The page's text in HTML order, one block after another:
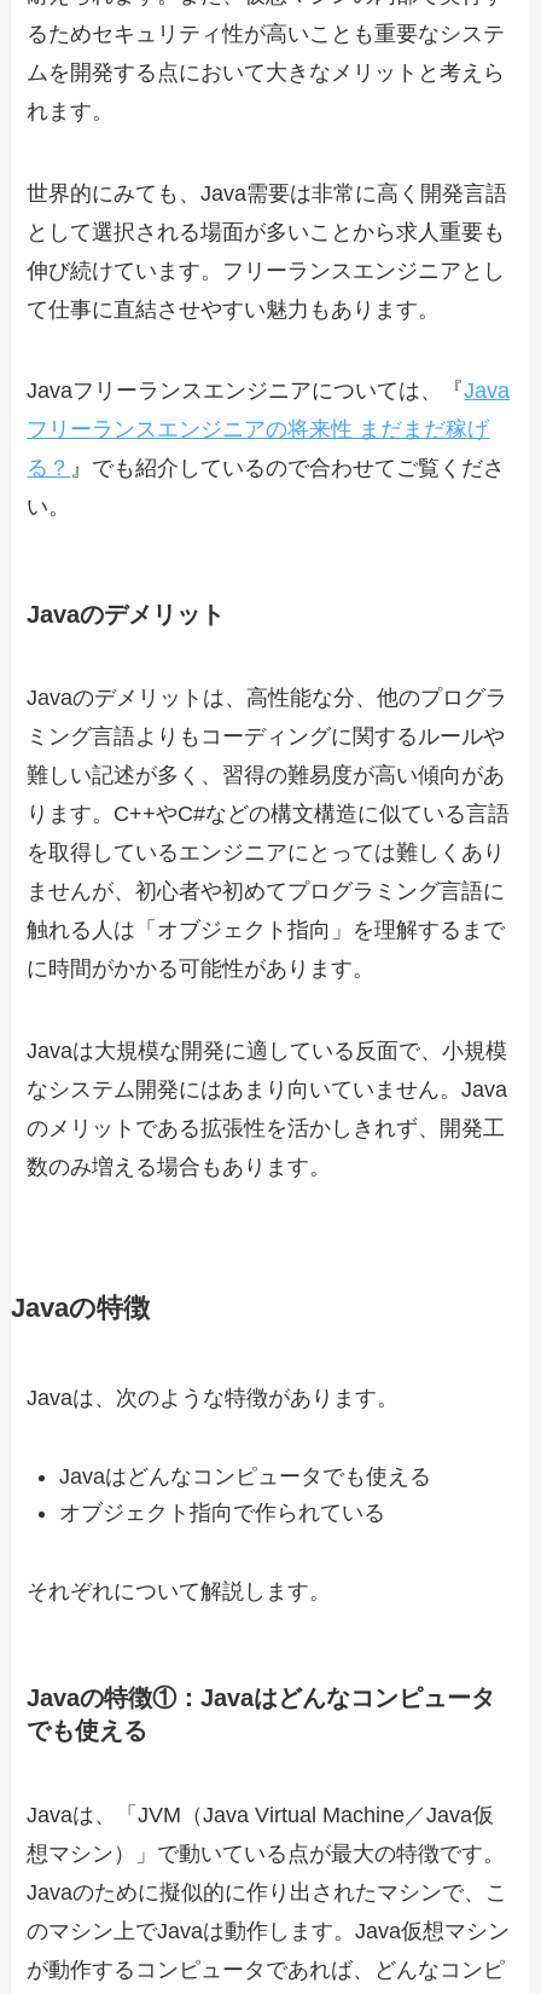
るためセキュリティ性が高いことも重要なシステ
ムを開発する点において大きなメリットと考えら
れます。
世界的にみても、Java需要は非常に高く開発言語
として選択される場面が多いことから求人重要も
伸び続けています。フリーランスエンジニアとし
て仕事に直結させやすい魅力もあります。
Javaフリーランスエンジニアについては、『Java
フリーランスエンジニアの将来性 まだまだ稼げ
る？ 』でも紹介しているので合わせてご覧くださ
い。
Javaのデメリット
Javaのデメリットは、高性能な分、他のプログラ
ミング言語よりもコーディングに関するルールや
難しい記述が多く、習得の難易度が高い傾向があ
ります。C++やC#などの構文構造に似ている言語
を取得しているエンジニアにとっては難しくあり
ませんが、初心者や初めてプログラミング言語に
触れる人は「オブジェクト指向」を理解するまで
に時間がかかる可能性があります。
Javaは大規模な開発に適している反面で、小規模
なシステム開発にはあまり向いていません。Java
のメリットである拡張性を活かしきれず、開発工
数のみ増える場合もあります。
Javaの特徴
Javaは、次のような特徴があります。
Javaはどんなコンピュータでも使える
オブジェクト指向で作られている
それぞれについて解説します。
Javaの特徴①：Javaはどんなコンピュータ
でも使える
Javaは、「JVM（Java Virtual Machine／Java仮
想マシン）」で動いている点が最大の特徴です。
Javaのために擬似的に作り出されたマシンで、こ
のマシン上でJavaは動作します。Java仮想マシン
が動作するコンピュータであれば、どんなコンピ